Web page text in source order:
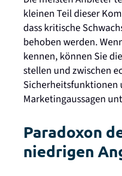
kleinen Teil dieser
dass kritische
behoben werden.
kennen, können Sie
stellen und zwischen
Sicherheitsfunktionen
Marketingaussagen
Paradoxon
niedrigen